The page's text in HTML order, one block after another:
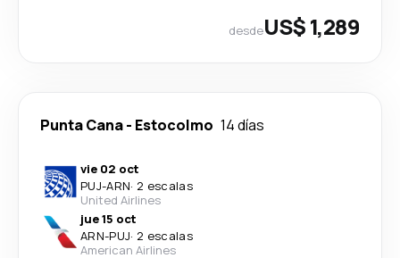
desdeUS$ 1,289
Punta Cana- Estocolmo 14 días
vie 02 oct
PUJ-ARN· 2 escalas
United Airlines
jue 15 oct
ARN-PUJ· 2 escalas
American Airlines